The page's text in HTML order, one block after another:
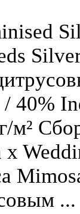
/ 40%
м²
x
...